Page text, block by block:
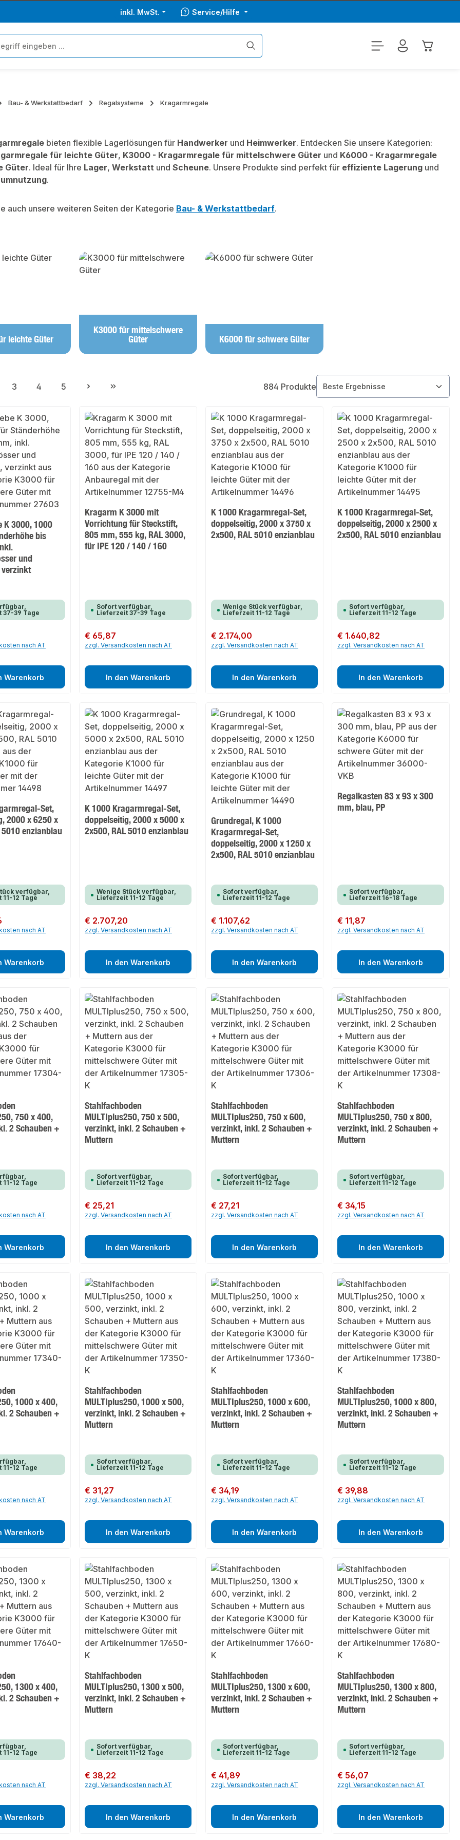
inkl. MwSt. Service/Hilfe
Bau- & Werkstattbedarf Regalsysteme Kragarmregale
bieten flexible Lagerlösungen für Handwerker und Heimwerker. Entdecken Sie unsere Kategorien:
für leichte Güter, K3000 - Kragarmregale für mittelschwere Güter und K6000 - Kragarmregale
Güter. Ideal für Ihre Lager, Werkstatt und Scheune. Unsere Produkte sind perfekt für effiziente Lagerung und
.
auch unsere weiteren Seiten der Kategorie Bau- & Werkstattbedarf.
überspringen
leichte Güter
K3000 für mittelschwere
Güter
K6000 für schwere Güter
Seite
3
Seite
4
Seite
5 884 Produkte
K 3000, 1000
bis
und
verzinkt
37-39 Tage
nach AT
Warenkorb
Kragarm K 3000 mit
Vorrichtung für Steckstift,
805 mm, 555 kg, RAL 3000,
für IPE 120 / 140 / 160
Sofort verfügbar,
Lieferzeit 37-39 Tage
Regulärer Preis:
€ 65,87
zzgl. Versandkosten nach AT
In den Warenkorb
K 1000 Kragarmregal-Set,
doppelseitig, 2000 x 3750 x
2x500, RAL 5010 enzianblau
Wenige Stück verfügbar,
Lieferzeit 11-12 Tage
Regulärer Preis:
€ 2.174,00
zzgl. Versandkosten nach AT
In den Warenkorb
K 1000 Kragarmregal-Set,
doppelseitig, 2000 x 2500 x
2x500, RAL 5010 enzianblau
Sofort verfügbar,
Lieferzeit 11-12 Tage
Regulärer Preis:
€ 1.640,82
zzgl. Versandkosten nach AT
In den Warenkorb
Set,
2000 x 6250 x
5010 enzianblau
verfügbar,
12 Tage
nach AT
Warenkorb
K 1000 Kragarmregal-Set,
doppelseitig, 2000 x 5000 x
2x500, RAL 5010 enzianblau
Wenige Stück verfügbar,
Lieferzeit 11-12 Tage
Regulärer Preis:
€ 2.707,20
zzgl. Versandkosten nach AT
In den Warenkorb
Grundregal, K 1000
Kragarmregal-Set,
doppelseitig, 2000 x 1250 x
2x500, RAL 5010 enzianblau
Sofort verfügbar,
Lieferzeit 11-12 Tage
Regulärer Preis:
€ 1.107,62
zzgl. Versandkosten nach AT
In den Warenkorb
Regalkasten 83 x 93 x 300
mm, blau, PP
Sofort verfügbar,
Lieferzeit 16-18 Tage
Regulärer Preis:
€ 11,87
zzgl. Versandkosten nach AT
In den Warenkorb
750 x 400,
2 Schauben +
12 Tage
nach AT
Warenkorb
Stahlfachboden
MULTIplus250, 750 x 500,
verzinkt, inkl. 2 Schauben +
Muttern
Sofort verfügbar,
Lieferzeit 11-12 Tage
Regulärer Preis:
€ 25,21
zzgl. Versandkosten nach AT
In den Warenkorb
Stahlfachboden
MULTIplus250, 750 x 600,
verzinkt, inkl. 2 Schauben +
Muttern
Sofort verfügbar,
Lieferzeit 11-12 Tage
Regulärer Preis:
€ 27,21
zzgl. Versandkosten nach AT
In den Warenkorb
Stahlfachboden
MULTIplus250, 750 x 800,
verzinkt, inkl. 2 Schauben +
Muttern
Sofort verfügbar,
Lieferzeit 11-12 Tage
Regulärer Preis:
€ 34,15
zzgl. Versandkosten nach AT
In den Warenkorb
1000 x 400,
2 Schauben +
12 Tage
nach AT
Warenkorb
Stahlfachboden
MULTIplus250, 1000 x 500,
verzinkt, inkl. 2 Schauben +
Muttern
Sofort verfügbar,
Lieferzeit 11-12 Tage
Regulärer Preis:
€ 31,27
zzgl. Versandkosten nach AT
In den Warenkorb
Stahlfachboden
MULTIplus250, 1000 x 600,
verzinkt, inkl. 2 Schauben +
Muttern
Sofort verfügbar,
Lieferzeit 11-12 Tage
Regulärer Preis:
€ 34,19
zzgl. Versandkosten nach AT
In den Warenkorb
Stahlfachboden
MULTIplus250, 1000 x 800,
verzinkt, inkl. 2 Schauben +
Muttern
Sofort verfügbar,
Lieferzeit 11-12 Tage
Regulärer Preis:
€ 39,88
zzgl. Versandkosten nach AT
In den Warenkorb
1300 x 400,
2 Schauben +
12 Tage
nach AT
Warenkorb
Stahlfachboden
MULTIplus250, 1300 x 500,
verzinkt, inkl. 2 Schauben +
Muttern
Sofort verfügbar,
Lieferzeit 11-12 Tage
Regulärer Preis:
€ 38,22
zzgl. Versandkosten nach AT
In den Warenkorb
Stahlfachboden
MULTIplus250, 1300 x 600,
verzinkt, inkl. 2 Schauben +
Muttern
Sofort verfügbar,
Lieferzeit 11-12 Tage
Regulärer Preis:
€ 41,89
zzgl. Versandkosten nach AT
In den Warenkorb
Stahlfachboden
MULTIplus250, 1300 x 800,
verzinkt, inkl. 2 Schauben +
Muttern
Sofort verfügbar,
Lieferzeit 11-12 Tage
Regulärer Preis:
€ 56,07
zzgl. Versandkosten nach AT
In den Warenkorb